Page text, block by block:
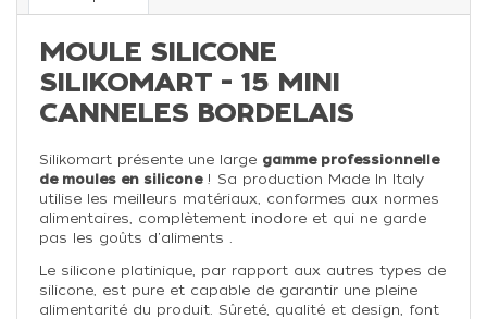
MOULE SILICONE
SILIKOMART - 15 MINI
CANNELES BORDELAIS
Silikomart présente une large gamme professionnelle
de moules en silicone ! Sa production Made In Italy
utilise les meilleurs matériaux, conformes aux normes
alimentaires, complètement inodore et qui ne garde
pas les goûts d'aliments .
Le silicone platinique, par rapport aux autres types de
silicone, est pure et capable de garantir une pleine
alimentarité du produit. Sûreté, qualité et design, font